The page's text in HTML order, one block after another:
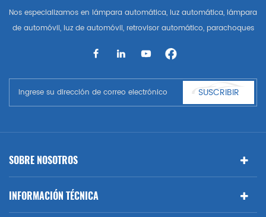
Nos especializamos en lámpara automática, luz automática, lámpara
de automóvil, luz de automóvil, retrovisor automático, parachoques
automático, parte del cuerpo automática, etc. y accesorios de
Benz, BMW
SUSCRIBIR
SOBRE NOSOTROS
INFORMACIÓN TÉCNICA